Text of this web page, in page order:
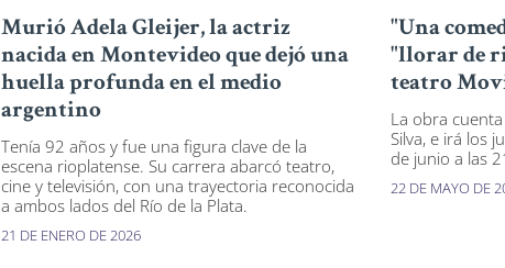
Murió Adela Gleijer, la actriz
nacida en Montevideo que dejó una
huella profunda en el medio
argentino
Tenía 92 años y fue una figura clave de la
escena rioplatense. Su carrera abarcó teatro,
cine y televisión, con una trayectoria reconocida
a ambos lados del Río de la Plata.
21 DE ENERO DE 2026
"Una
"llorar de
teatro
La obra
Silva, e irá los
de junio a las
22 DE MAYO DE